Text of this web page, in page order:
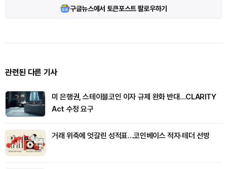
구글뉴스에서 토큰포스트 팔로우하기
관련된 다른 기사
미 은행권, 스테이블코인 이자 규제 완화 반대…CLARITY
Act 수정 요구
거래 위축에 엇갈린 성적표…코인베이스 적자·테더 선방